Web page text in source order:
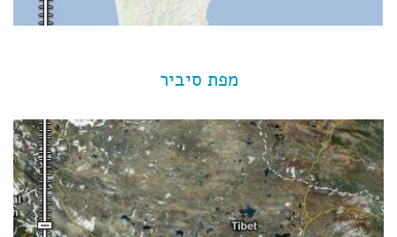
מפת סיביר